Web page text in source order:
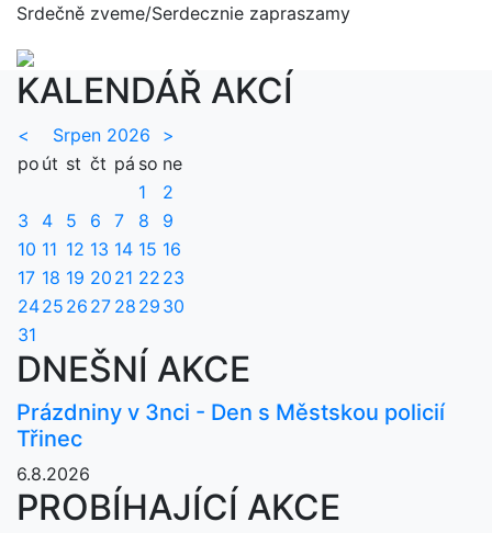
Srdečně zveme/Serdecznie zapraszamy
KALENDÁŘ AKCÍ
< Srpen 2026
>
po út st čt pá so ne
1
2
3
4 5 6 7 8
9
10 11 12 13 14 15 16
17 18 19 20 21 22 23
2425 26 27 28 29 30
31
DNEŠNÍ AKCE
Prázdniny v 3nci - Den s Městskou policií
Třinec
6.8.2026
PROBÍHAJÍCÍ AKCE